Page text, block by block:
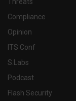
Compliance
Opinion
ITS Conf
S.Labs
Podcast
Flash Security